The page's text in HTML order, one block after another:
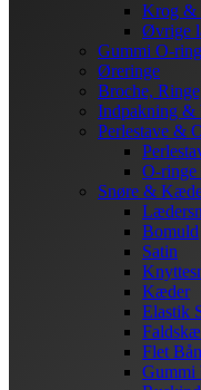
Krog &
Øvrige
Gummi O-
Øreringe
Broche,
Indpakning
Perlestave &
O-ringe
Snøre &
Bomuld
Satin
Kæder
Elastik
Flet
Gummi